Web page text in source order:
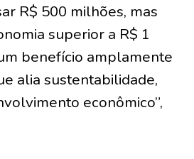
R$ 500 milhões, mas
superior a R$ 1
benefício amplamente
alia sustentabilidade,
econômico”,